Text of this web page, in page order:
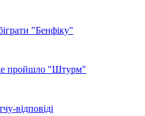
"Бенфіку"
пройшло "Штурм"
відповіді